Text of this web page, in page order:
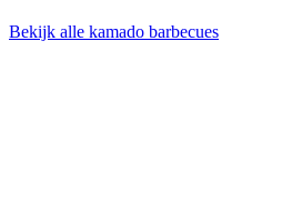
Bekijk alle kamado barbecues